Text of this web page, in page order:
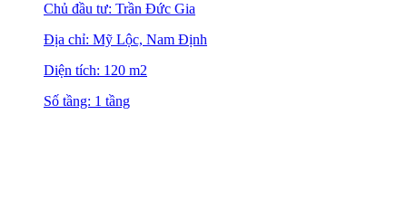
Chủ đầu tư: Trần Đức Gia
Địa chỉ: Mỹ Lộc, Nam Định
Diện tích: 120 m2
Số tầng: 1 tầng